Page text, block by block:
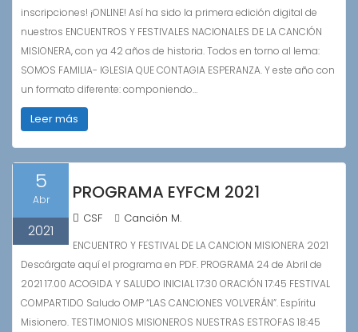
inscripciones! ¡ONLINE! Así ha sido la primera edición digital de
nuestros ENCUENTROS Y FESTIVALES NACIONALES DE LA CANCIÓN
MISIONERA, con ya 42 años de historia. Todos en torno al lema:
SOMOS FAMILIA- IGLESIA QUE CONTAGIA ESPERANZA. Y este año con
un formato diferente: componiendo…
Leer más
5
Abr
2021
PROGRAMA EYFCM 2021
CSF Canción M.
ENCUENTRO Y FESTIVAL DE LA CANCION MISIONERA 2021
Descárgate aquí el programa en PDF. PROGRAMA 24 de Abril de
2021 17.00 ACOGIDA Y SALUDO INICIAL 17:30 ORACIÓN 17:45 FESTIVAL
COMPARTIDO Saludo OMP “LAS CANCIONES VOLVERÁN”. Espíritu
Misionero. TESTIMONIOS MISIONEROS NUESTRAS ESTROFAS 18:45